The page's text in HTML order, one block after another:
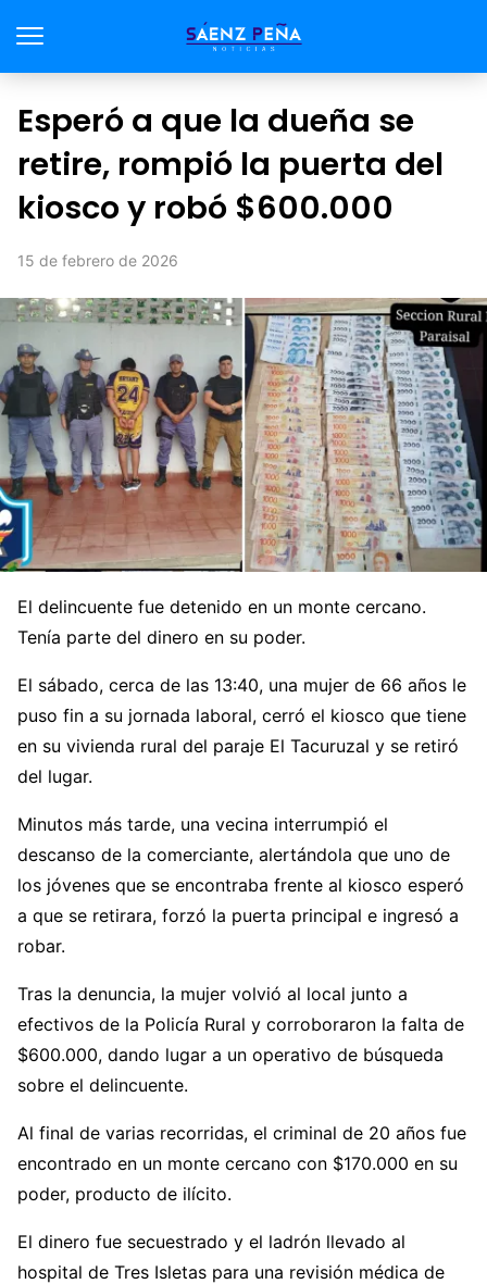
Esperó a que la dueña se
retire, rompió la puerta del
kiosco y robó $600.000
15 de febrero de 2026
El delincuente fue detenido en un monte cercano.
Tenía parte del dinero en su poder.
El sábado, cerca de las 13:40, una mujer de 66 años le
puso fin a su jornada laboral, cerró el kiosco que tiene
en su vivienda rural del paraje El Tacuruzal y se retiró
del lugar.
Minutos más tarde, una vecina interrumpió el
descanso de la comerciante, alertándola que uno de
los jóvenes que se encontraba frente al kiosco esperó
a que se retirara, forzó la puerta principal e ingresó a
robar.
Tras la denuncia, la mujer volvió al local junto a
efectivos de la Policía Rural y corroboraron la falta de
$600.000, dando lugar a un operativo de búsqueda
sobre el delincuente.
Al final de varias recorridas, el criminal de 20 años fue
encontrado en un monte cercano con $170.000 en su
poder, producto de ilícito.
El dinero fue secuestrado y el ladrón llevado al
hospital de Tres Isletas para una revisión médica de